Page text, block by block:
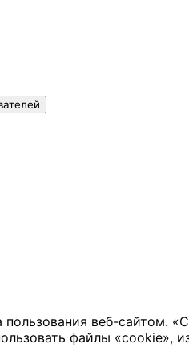
веб-сайтом.
файлы «cookie»,